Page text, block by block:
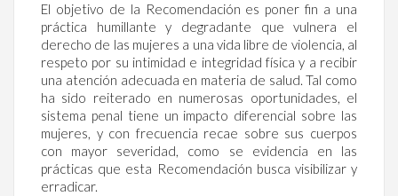
El objetivo de la Recomendación es poner fin a una
práctica humillante y degradante que vulnera el
derecho de las mujeres a una vida libre de violencia, al
respeto por su intimidad e integridad física y a recibir
una atención adecuada en materia de salud. Tal como
ha sido reiterado en numerosas oportunidades, el
sistema penal tiene un impacto diferencial sobre las
mujeres, y con frecuencia recae sobre sus cuerpos
con mayor severidad, como se evidencia en las
prácticas que esta Recomendación busca visibilizar y
erradicar.